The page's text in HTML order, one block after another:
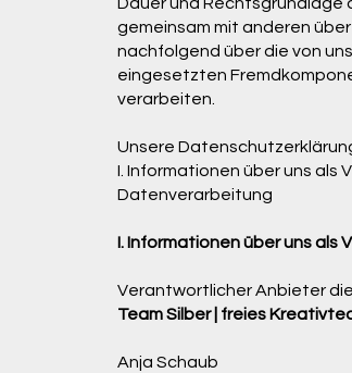
gemeinsam mit anderen
nachfolgend über die von
eingesetzten
verarbeiten.
Unsere
I. Informationen über uns
Datenverarbeitung
I. Informationen über uns als
Verantwortlicher Anbieter
Team Silber | freies
Anja Schaub